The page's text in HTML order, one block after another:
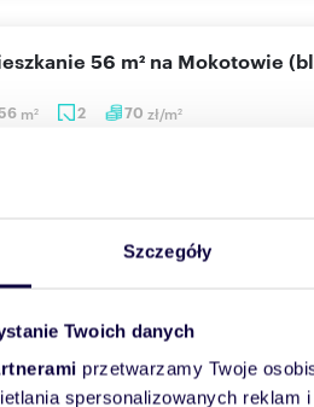
Szczegóły
Twoich danych
przetwarzamy Twoje
spersonalizowanych
m2 2 70 zł/m2
56 m² na Mokotowie
47A / Łazienki Królewskie /
części D...
Więcej